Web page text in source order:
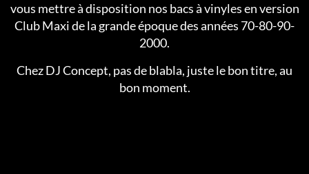
vous mettre à disposition nos bacs à vinyles en version
Club Maxi de la grande époque des années 70-80-90-
2000.
Chez DJ Concept, pas de blabla, juste le bon titre, au
bon moment.